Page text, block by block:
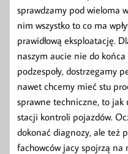
sprawdzamy pod wieloma
nim wszystko to co ma
prawidłową eksploatację.
naszym aucie nie do
podzespoły, dostrzegamy
nawet chcemy mieć stu
sprawne techniczne, to
stacji kontroli pojazdów.
dokonać diagnozy, ale też
fachowców jacy spojrzą